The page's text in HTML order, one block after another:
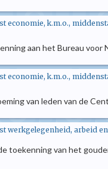
economie, k.m.o.,
aan het Bureau
economie, k.m.o.,
van leden van de
werkgelegenheid, arbeid
toekenning van het